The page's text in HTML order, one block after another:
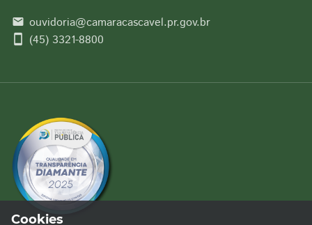
email ouvidoria@camaracascavel.pr.gov.br
smartphone (45) 3321-8800
Cookies